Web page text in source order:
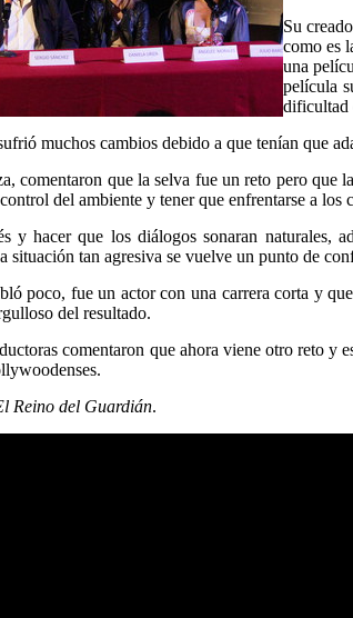
Su
como es
una
película
dificultad
muchos cambios debido a que tenían que
comentaron que la selva fue un reto pero que
del ambiente y tener que enfrentarse a los
y hacer que los diálogos sonaran naturales,
situación tan agresiva se vuelve un punto de
poco, fue un actor con una carrera corta y
del resultado.
comentaron que ahora viene otro reto
Reino del Guardián.